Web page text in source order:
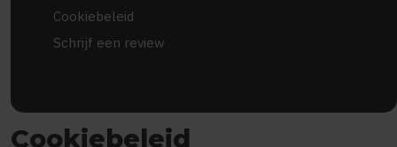
Cookiebeleid
Schrijf een review
Cookiebeleid